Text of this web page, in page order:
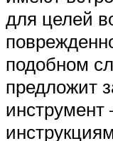
для целей
подобном
предложит
инструмент